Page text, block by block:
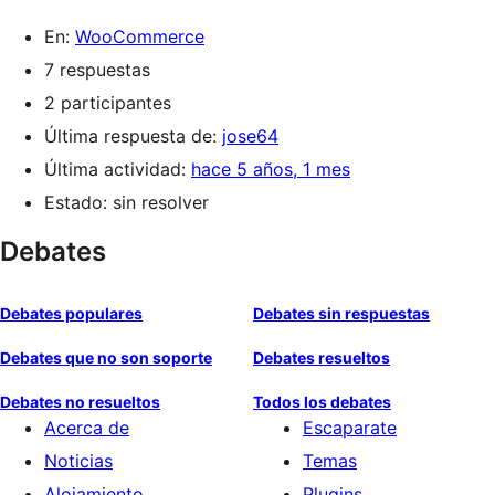
En: WooCommerce
7 respuestas
2 participantes
Última respuesta de: jose64
Última actividad: hace 5 años, 1 mes
Estado: sin resolver
Debates
Debates populares Debates sin respuestas
Debates que no son soporte Debates resueltos
Debates no resueltos Todos los debates
Acerca de
Noticias
Escaparate
Temas